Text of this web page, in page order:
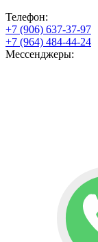
Телефон:
+7 (906) 637-37-97
+7 (964) 484-44-24
Мессенджеры: